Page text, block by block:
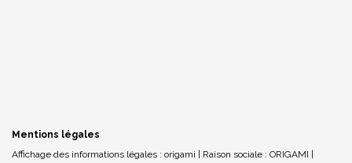
Mentions légales
Affichage des informations légales : origami | Raison sociale : ORIGAMI |